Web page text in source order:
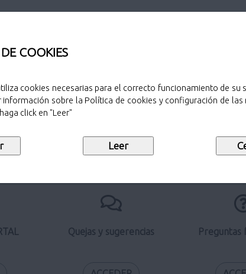
COOKIES
cookies necesarias para el correcto funcionamiento de su
información sobre la Política de cookies y configuración de las
click en "Leer"
Quejas y sugerencias Preguntas